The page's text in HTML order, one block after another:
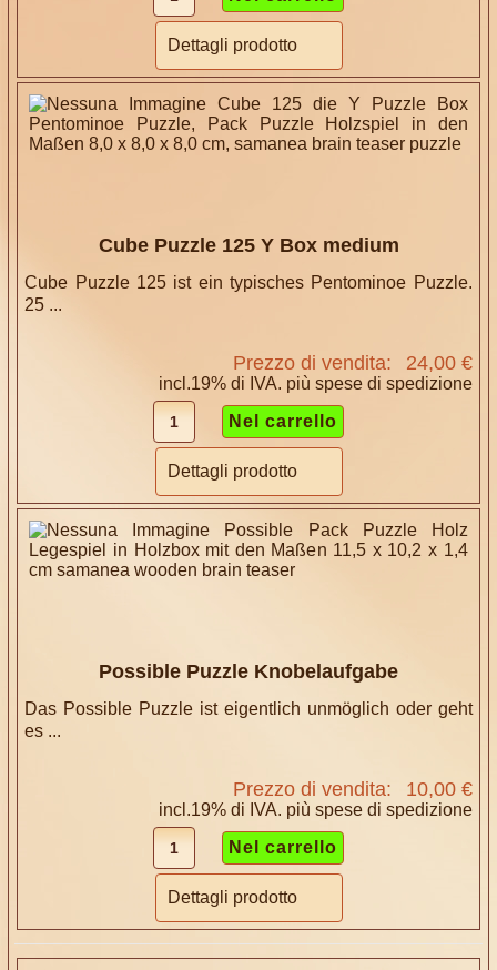
Dettagli prodotto
Cube Puzzle 125 Y Box medium
Cube Puzzle 125 ist ein typisches Pentominoe Puzzle.
25 ...
Prezzo di vendita: 24,00 €
incl.19% di IVA. più spese di spedizione
Dettagli prodotto
Possible Puzzle Knobelaufgabe
Das Possible Puzzle ist eigentlich unmöglich oder geht
es ...
Prezzo di vendita: 10,00 €
incl.19% di IVA. più spese di spedizione
Dettagli prodotto